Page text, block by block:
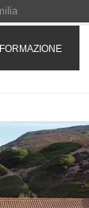
FORMAZIONE
grafica